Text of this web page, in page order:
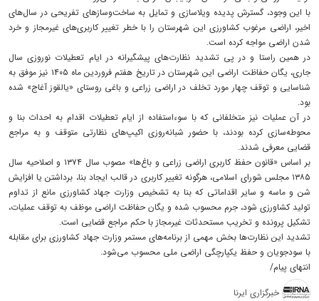
با این وجود، گسترش پدیده ویلاسازی و تمایل به ساخت‌وسازهای تفریحی در سال‌های
اخیر، اراضی مرغوب کشاورزی این شهرستان را با خطر تغییر کاربری‌های غیرمجاز و خرد
شدن اراضی مواجه کرده است.
در همین راستا و در پی تشدید نظارت‌های پیشگیرانه در ایام تعطیلات نوروزی سال
جاری، یگان حفاظت اراضی این شهرستان در تاریخ هفتم فروردین ماه ۱۴۰۵ نیز موفق به
شناسایی و توقف چهار مورد تخلف در اراضی زراعی و باغی روستای «یالقوز آغاج» شده
بود.
در آن عملیات نیز متخلفانی که با سوءاستفاده از ایام تعطیلات اقدام به احداث بنا و
محوطه‌سازی کرده بودند، با حضور شبانه‌روزی اکیپ‌های نظارتی متوقف و به مراجع
قضایی معرفی شدند.
بر اساس «قانون حفظ کاربری اراضی زراعی و باغ‌ها» مصوب سال ۱۳۷۴ و اصلاحیه سال
۱۳۸۵ مجلس شورای اسلامی، هرگونه تغییر کاربری در قالب ایجاد بنا، برداشتن یا افزایش
شن و ماسه و سایر اقداماتی که بنا به تشخیص وزارت جهاد کشاورزی مانع از تداوم
تولید کشاورزی شود، جرم محسوب شده و یگان حفاظت اراضی موظف به توقف عملیات،
تشکیل پرونده و تخریب مستحدثات غیرمجاز با حکم مراجع قضایی است.
تشدید این نظارت‌ها بخش مهمی از برنامه‌های مستمر وزارت جهاد کشاورزی برای مقابله
با سودجویان و حفظ یکپارچگی اراضی ملی محسوب می‌شود.
انتهای پیام/
خبرگزاری ایرنا